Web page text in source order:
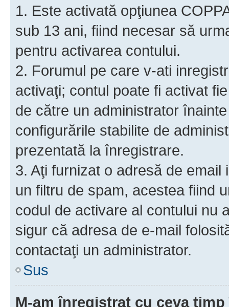
1. Este activată opţiunea
sub 13 ani, fiind necesar să
pentru activarea contului.
2. Forumul pe care v-ati
activaţi; contul poate fi activat
de către un administrator
configurările stabilite de
prezentată la înregistrare.
3. Aţi furnizat o adresă de
un filtru de spam, acestea fiind
codul de activare al contului nu
sigur că adresa de e-mail
contactaţi un administrator.
Sus
M-am înregistrat cu ceva